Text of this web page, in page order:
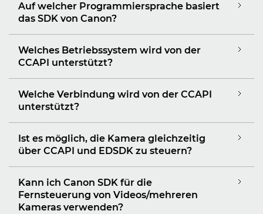
Auf welcher Programmiersprache basiert
das SDK von Canon?
Welches Betriebssystem wird von der
CCAPI unterstützt?
Welche Verbindung wird von der CCAPI
unterstützt?
Ist es möglich, die Kamera gleichzeitig
über CCAPI und EDSDK zu steuern?
Kann ich Canon SDK für die
Fernsteuerung von Videos/mehreren
Kameras verwenden?